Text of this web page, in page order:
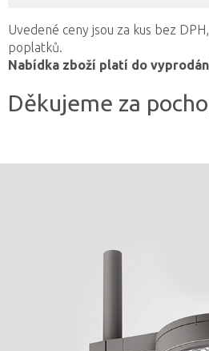
Uvedené ceny jsou za kus bez
poplatků.
Nabídka zboží platí do
Děkujeme za